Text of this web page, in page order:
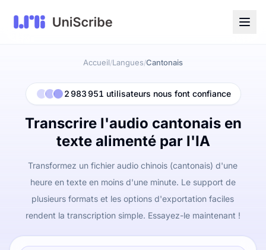
Accueil/Langues/Cantonais
2 983 951 utilisateurs nous font confiance
Transcrire l'audio cantonais en
texte alimenté par l'IA
Transformez un fichier audio chinois (cantonais) d'une
heure en texte en moins d'une minute. Le support de
plusieurs formats et les options d'exportation faciles
rendent la transcription simple. Essayez-le maintenant !